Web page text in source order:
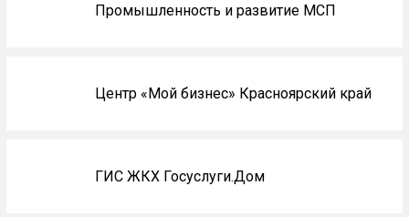
Промышленность и развитие МСП
Центр «Мой бизнес» Красноярский край
ГИС ЖКХ Госуслуги.Дом